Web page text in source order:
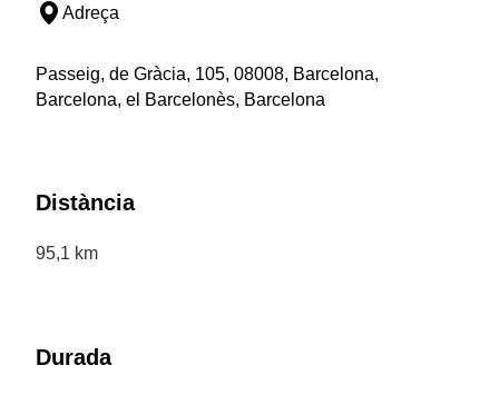
Adreça
Passeig, de Gràcia, 105, 08008, Barcelona,
Barcelona, el Barcelonès, Barcelona
Distància
95,1 km
Durada